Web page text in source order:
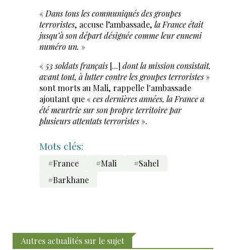
« Dans tous les communiqués des groupes
terroristes, accuse l’ambassade, la France était
jusqu’à son départ désignée comme leur ennemi
numéro un. »
« 53 soldats français [...] dont la mission consistait,
avant tout, à lutter contre les groupes terroristes»
sont morts au Mali, rappelle l'ambassade
ajoutant que «ces dernières années, la France a
été meurtrie sur son propre territoire par
plusieurs attentats terroristes».
Mots clés:
#France #Mali
#Sahel
#Barkhane
Autres actualités sur le sujet